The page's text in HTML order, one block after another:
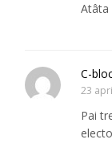
Atâta
C-
23
Pai